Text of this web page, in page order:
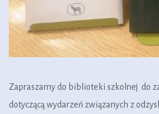
Zapraszamy do biblioteki szkolnej do
dotyczącą wydarzeń związanych z